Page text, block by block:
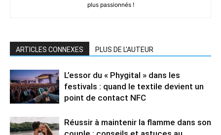
plus passionnés !
ARTICLES CONNEXES PLUS DE L'AUTEUR
L’essor du « Phygital » dans les
festivals : quand le textile devient un
point de contact NFC
Réussir à maintenir la flamme dans son